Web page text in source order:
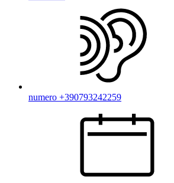
numero +390793242259